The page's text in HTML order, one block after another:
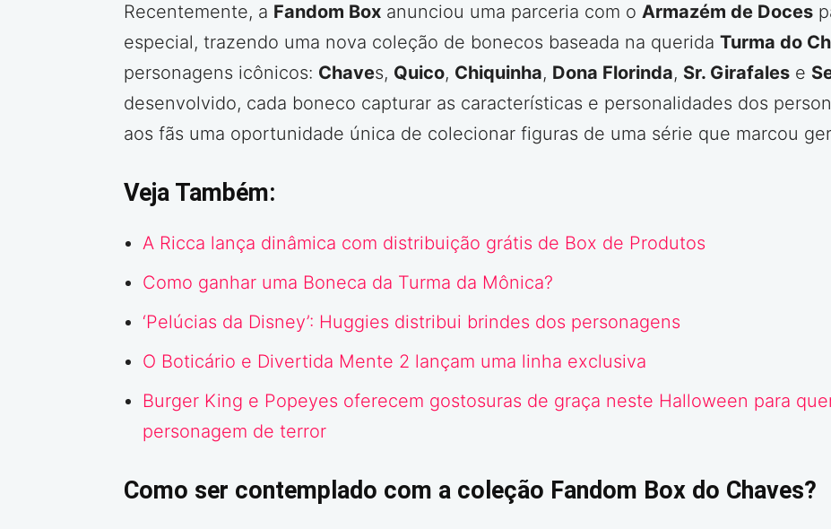
Recentemente, a Fandom Box anunciou uma parceria com o Armazém de Doces
especial, trazendo uma nova coleção de bonecos baseada na querida Turma do
personagens icônicos: Chaves, Quico, Chiquinha, Dona Florinda, Sr. Girafales e
desenvolvido, cada boneco capturar as características e personalidades dos
aos fãs uma oportunidade única de colecionar figuras de uma série que marcou
Veja Também:
A Ricca lança dinâmica com distribuição grátis de Box de Produtos
Como ganhar uma Boneca da Turma da Mônica?
‘Pelúcias da Disney’: Huggies distribui brindes dos personagens
O Boticário e Divertida Mente 2 lançam uma linha exclusiva
Burger King e Popeyes oferecem gostosuras de graça neste Halloween para
personagem de terror
Como ser contemplado com a coleção Fandom Box do Chaves?